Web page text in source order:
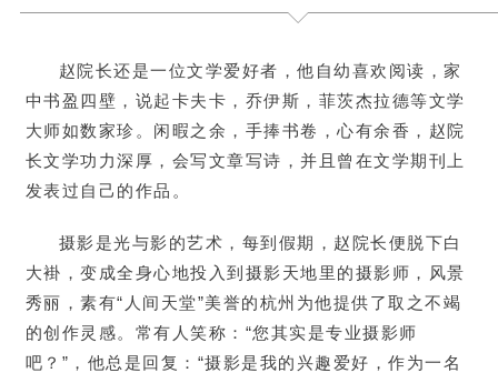
赵院长还是一位文学爱好者，他自幼喜欢阅读，家
中书盈四壁，说起卡夫卡，乔伊斯，菲茨杰拉德等文学
大师如数家珍。闲暇之余，手捧书卷，心有余香，赵院
长文学功力深厚，会写文章写诗，并且曾在文学期刊上
发表过自己的作品。
摄影是光与影的艺术，每到假期，赵院长便脱下白
大褂，变成全身心地投入到摄影天地里的摄影师，风景
秀丽，素有“人间天堂”美誉的杭州为他提供了取之不竭
的创作灵感。常有人笑称：“您其实是专业摄影师
吧？ ”，他总是回复：“摄影是我的兴趣爱好，作为一名